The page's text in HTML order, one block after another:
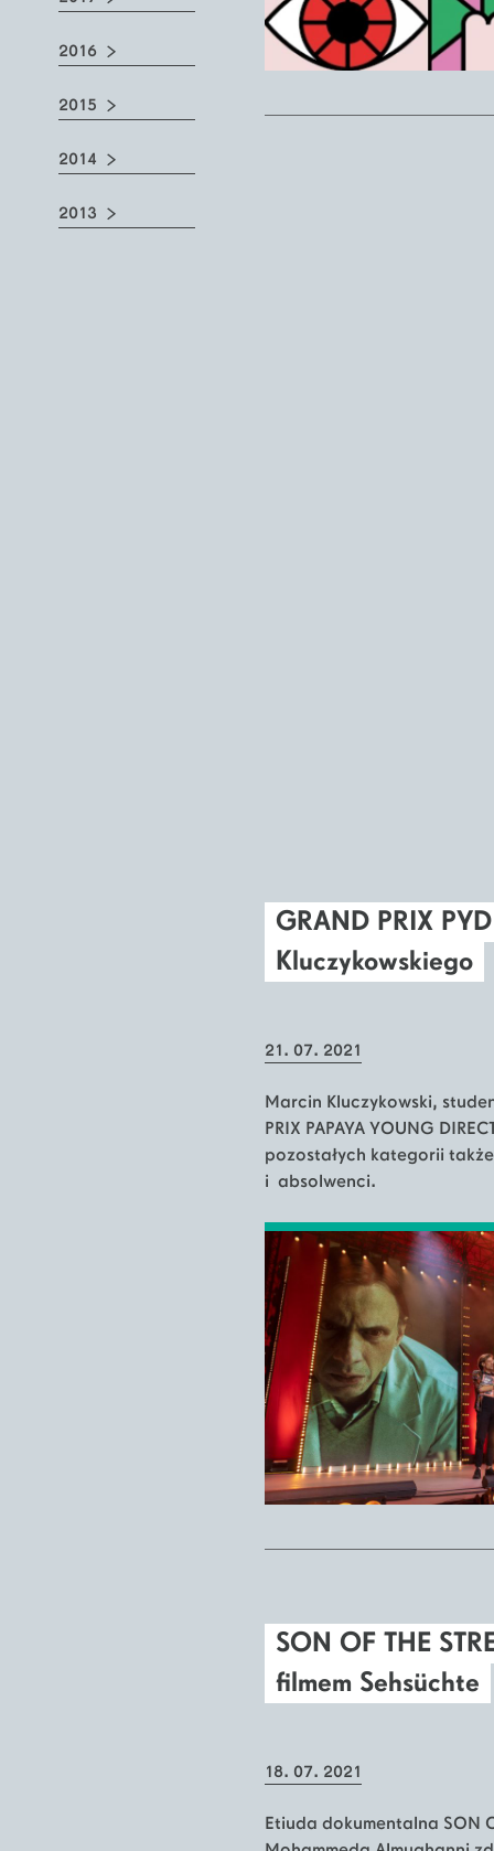
2016
2015
2014
2013
GRAND PRIX
Kluczykowskiego
21. 07. 2021
Marcin Kluczykowski,
PRIX PAPAYA YOUNG
pozostałych kategorii
i absolwenci.
SON OF THE
filmem Sehsüchte
18. 07. 2021
Etiuda dokumentalna SON